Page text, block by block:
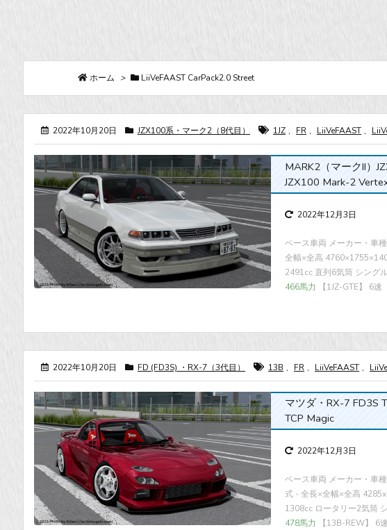
ホーム > LiiVeFAAST CarPack2.0 Street
2022年10月20日 JZX100系・マーク2（8代目） 1JZ , FR , LiiVeFAAST ,
MARK2（マークII）
JZX100 Mark-2
2022年12月3日
ベース車両 メーカー・車
全幅×全高
2491cc 直列6気筒 シング
466馬力 【1JZ-GTE】 6
2022年10月20日 FD (FD3S) ・RX-7（3代目） 13B , FR , LiiVeFAAST ,
マツダ・RX-7 FD3S
TCP Magic
2022年12月3日
ベース車両 メーカー・車
式 - 全長×全幅×全高
1308cc ロータリー2気筒
478馬力 【13B-REW】 6